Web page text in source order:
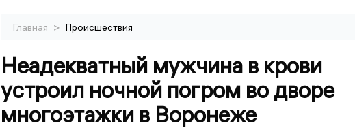
Главная > Происшествия
Неадекватный мужчина в крови
устроил ночной погром во дворе
многоэтажки в Воронеже